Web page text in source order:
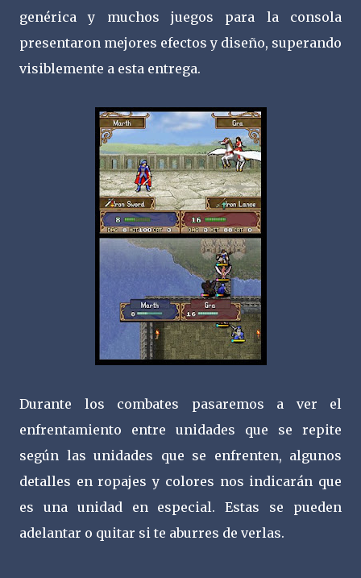
genérica y muchos juegos para la consola
presentaron mejores efectos y diseño, superando
visiblemente a esta entrega.
Durante los combates pasaremos a ver el
enfrentamiento entre unidades que se repite
según las unidades que se enfrenten, algunos
detalles en ropajes y colores nos indicarán que
es una unidad en especial. Estas se pueden
adelantar o quitar si te aburres de verlas.